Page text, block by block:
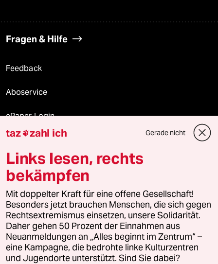
Fragen & Hilfe
Feedback
Aboservice
ePaper Login
Downloads für Abonnierende
© 2026 taz Verlags und Vertriebs GmbH
Alle Rechte vorbehalten. Bei rechtlichen Fragen oder für Genehmigungen
wenden Sie sich bitte an
lizenzen@taz.de
Feedback Redaktionsstatut Kommune-Richtlinien
Leitlinie Informant Datenschutz Impressum AGB
taz zahl ich Gerade nicht
Links lesen, rechts
bekämpfen
Mit doppelter Kraft für eine offene Gesellschaft!
Besonders jetzt brauchen Menschen, die sich gegen
Rechtsextremismus einsetzen, unsere Solidarität.
Daher gehen 50 Prozent der Einnahmen aus
Neuanmeldungen an „Alles beginnt im Zentrum“ –
eine Kampagne, die bedrohte linke Kulturzentren
und Jugendorte unterstützt. Sind Sie dabei?